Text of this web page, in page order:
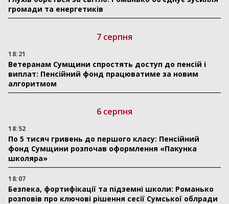
громади та енергетиків
7 серпня
18:21
Ветеранам Сумщини спростять доступ до пенсій і
виплат: Пенсійний фонд працюватиме за новим
алгоритмом
6 серпня
18:52
По 5 тисяч гривень до першого класу: Пенсійний
фонд Сумщини розпочав оформлення «Пакунка
школяра»
18:07
Безпека, фортифікації та підземні школи: Романько
розповів про ключові рішення сесії Сумської облради